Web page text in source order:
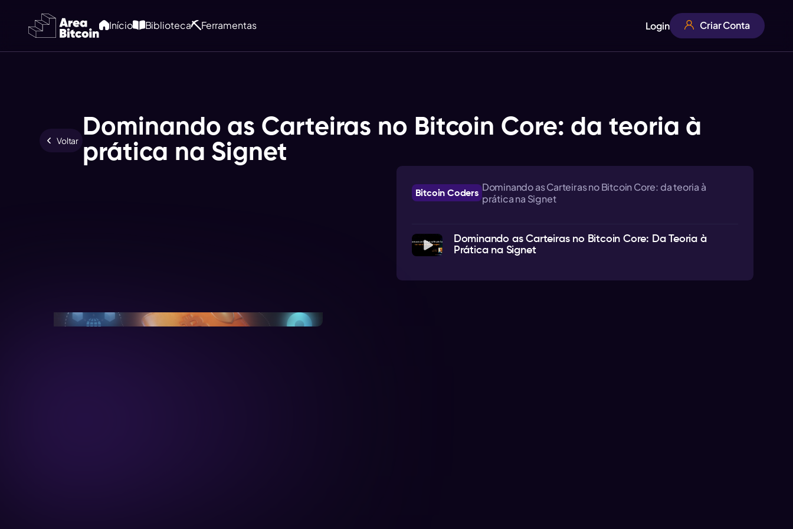
Início Biblioteca Ferramentas Login Criar Conta
Voltar Dominando as Carteiras no Bitcoin Core: da teoria à
prática na Signet
Bitcoin Coders
Dominando as Carteiras no Bitcoin Core: da teoria à
prática na Signet
Dominando as Carteiras no Bitcoin Core: Da Teoria à
Prática na Signet